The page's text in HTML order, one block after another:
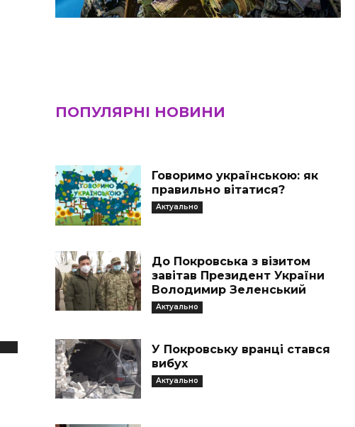
ПОПУЛЯРНІ НОВИНИ
Говоримо українською: як
правильно вітатися?
Актуально
До Покровська з візитом
завітав Президент України
Володимир Зеленський
Актуально
У Покровську вранці стався
вибух
Актуально